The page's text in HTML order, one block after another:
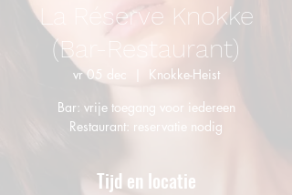
La Réserve Knokke
(Bar-Restaurant)
vr 05 dec
Knokke-Heist
Bar: vrije toegang voor iedereen
Restaurant: reservatie nodig
Tijd en locatie